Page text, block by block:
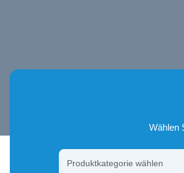
Wählen